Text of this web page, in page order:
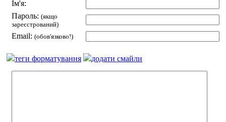
Ім'я:
Пароль: (якщо
зареєстрований)
Email: (обов'язково!)
теги форматування додати смайли